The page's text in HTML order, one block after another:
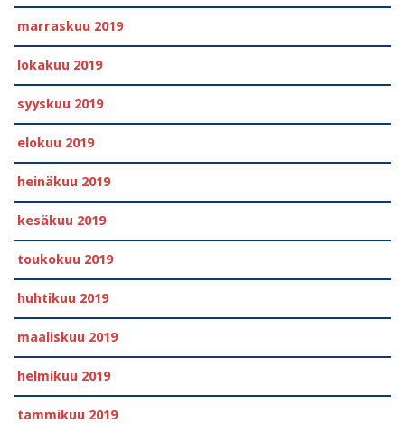
marraskuu 2019
lokakuu 2019
syyskuu 2019
elokuu 2019
heinäkuu 2019
kesäkuu 2019
toukokuu 2019
huhtikuu 2019
maaliskuu 2019
helmikuu 2019
tammikuu 2019